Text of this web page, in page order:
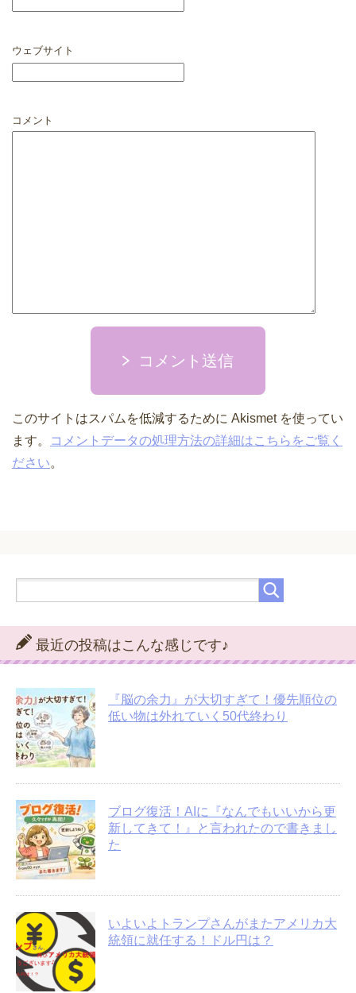
ウェブサイト
コメント
コメント送信
このサイトはスパムを低減するために Akismet を使ってい
ます。
コメントデータの処理方法の詳細はこちらをご覧く
ださい。
最近の投稿はこんな感じです♪
『脳の余力』が大切すぎて！優先順位の
低い物は外れていく50代終わり
ブログ復活！AIに『なんでもいいから更
新してきて！』と言われたので書きまし
た
いよいよトランプさんがまたアメリカ大
統領に就任する！ドル円は？